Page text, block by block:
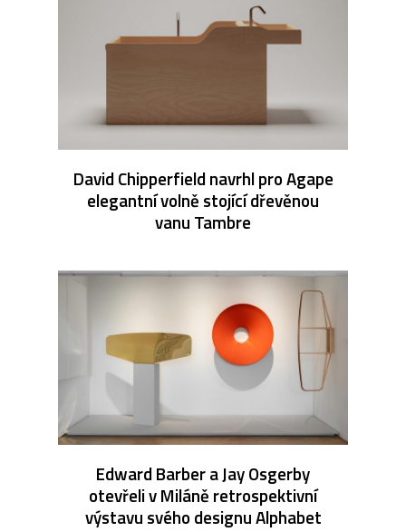
David Chipperfield navrhl pro Agape
elegantní volně stojící dřevěnou
vanu Tambre
Edward Barber a Jay Osgerby
otevřeli v Miláně retrospektivní
výstavu svého designu Alphabet